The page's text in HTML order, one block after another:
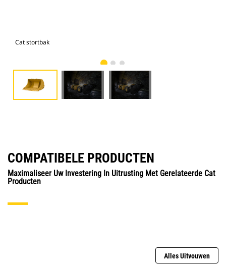
Cat stortbak
COMPATIBELE PRODUCTEN
Maximaliseer Uw Investering In Uitrusting Met Gerelateerde Cat
Producten
Alles Uitvouwen